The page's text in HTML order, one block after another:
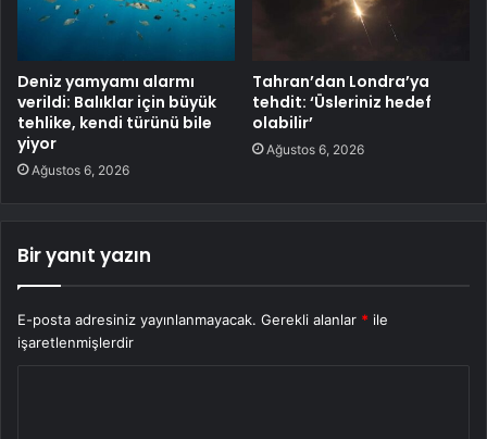
Deniz yamyamı alarmı
verildi: Balıklar için büyük
tehlike, kendi türünü bile
yiyor
Ağustos 6, 2026
Tahran’dan Londra’ya
tehdit: ‘Üsleriniz hedef
olabilir’
Ağustos 6, 2026
Bir yanıt yazın
E-posta adresiniz yayınlanmayacak. Gerekli alanlar * ile
işaretlenmişlerdir